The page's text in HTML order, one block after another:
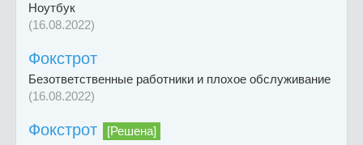
Ноутбук
(16.08.2022)
Фокстрот
Безответственные работники и плохое обслуживание
(16.08.2022)
Фокстрот
[Решена]